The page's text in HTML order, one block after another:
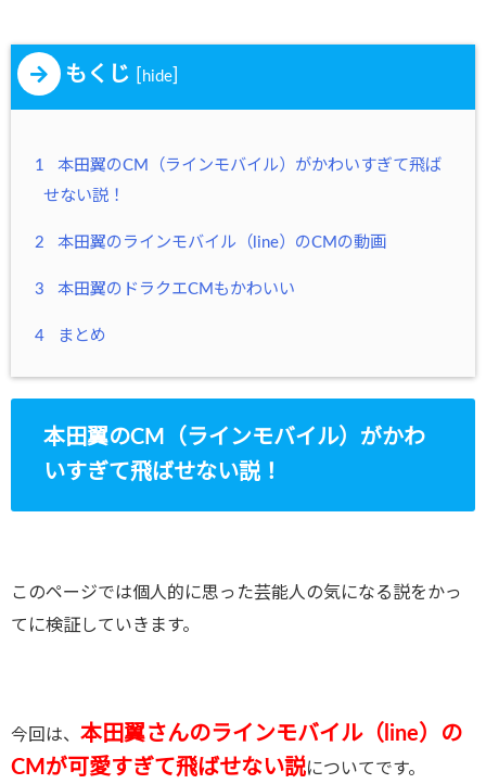
もくじ hide
1
本田翼のCM（ラインモバイル）がかわいすぎて飛ば
せない説！
2 本田翼のラインモバイル（line）のCMの動画
3 本田翼のドラクエCMもかわいい
4 まとめ
本田翼のCM（ラインモバイル）がかわ
いすぎて飛ばせない説！
このページでは個人的に思った芸能人の気になる説をかっ
てに検証していきます。
今回は、 本田翼さんのラインモバイル（line）の
CMが可愛すぎて飛ばせない説についてです。